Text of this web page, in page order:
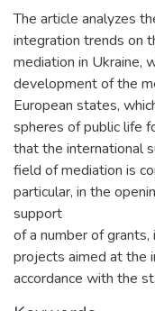
The article analyzes
integration trends on
mediation in Ukraine,
development of the
European states,
spheres of public life
that the international
field of mediation is
particular, in the
support
of a number of
projects aimed at the
accordance with the